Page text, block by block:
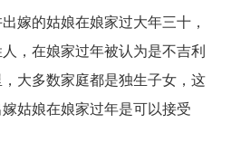
嫁的姑娘在娘家过大年三十，
，在娘家过年被认为是不吉利
大多数家庭都是独生子女，这
姑娘在娘家过年是可以接受